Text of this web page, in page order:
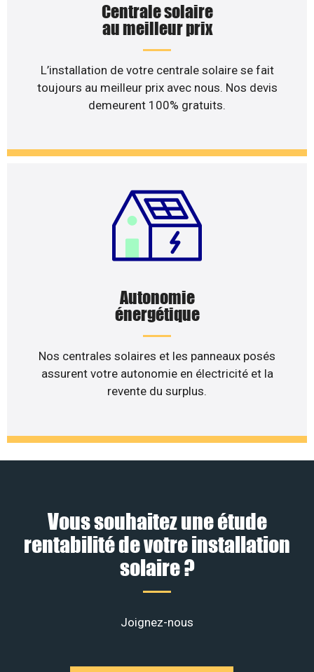
Centrale solaire
au meilleur prix
L’installation de votre centrale solaire se fait
toujours au meilleur prix avec nous. Nos devis
demeurent 100% gratuits.
Autonomie
énergétique
Nos centrales solaires et les panneaux posés
assurent votre autonomie en électricité et la
revente du surplus.
Vous souhaitez une étude
rentabilité de votre installation
solaire ?
Joignez-nous